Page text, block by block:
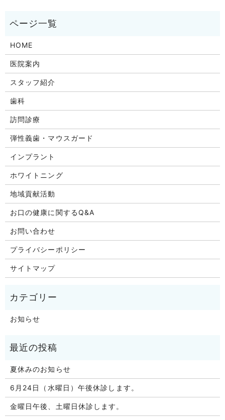
HOME
医院案内
スタッフ紹介
歯科
訪問診療
弾性義歯・マウスガード
インプラント
ホワイトニング
地域貢献活動
お口の健康に関するQ&A
お問い合わせ
プライバシーポリシー
サイトマップ
お知らせ
夏休みのお知らせ
6月24日（水曜日）午後休診します。
金曜日午後、土曜日休診します。